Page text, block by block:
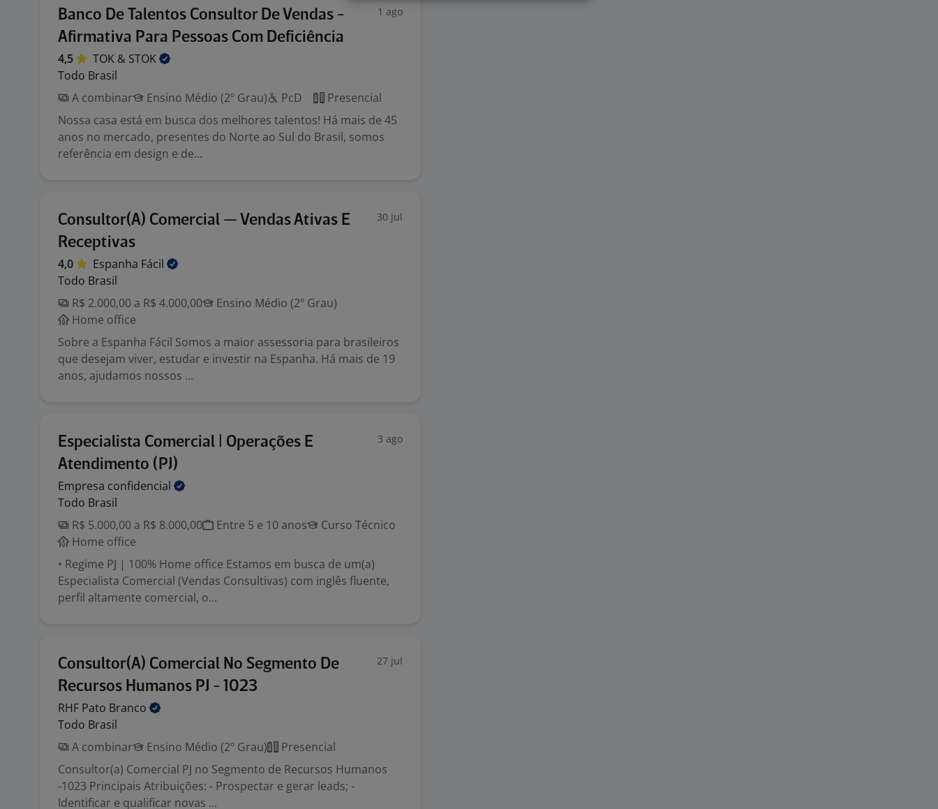
Banco De Talentos Consultor De Vendas -
Afirmativa Para Pessoas Com Deficiência
1 ago
4,5 TOK & STOK
Todo Brasil
A combinar
Ensino Médio (2º Grau) PcD
Presencial
Nossa casa está em busca dos melhores talentos! Há mais de 45
anos no mercado, presentes do Norte ao Sul do Brasil, somos
referência em design e de...
Consultor(A) Comercial — Vendas Ativas E
Receptivas
30 jul
4,0 Espanha Fácil
Todo Brasil
R$ 2.000,00 a R$ 4.000,00
Ensino Médio (2º Grau)
Home office
Sobre a Espanha Fácil Somos a maior assessoria para brasileiros
que desejam viver, estudar e investir na Espanha. Há mais de 19
anos, ajudamos nossos ...
Especialista Comercial | Operações E
Atendimento (PJ)
3 ago
Empresa confidencial
Todo Brasil
R$ 5.000,00 a R$ 8.000,00
Entre 5 e 10 anos
Curso Técnico
Home office
• Regime PJ | 100% Home office Estamos em busca de um(a)
Especialista Comercial (Vendas Consultivas) com inglês fluente,
perfil altamente comercial, o...
Consultor(A) Comercial No Segmento De
Recursos Humanos PJ - 1023
27 jul
RHF Pato Branco
Todo Brasil
A combinar
Ensino Médio (2º Grau)
Presencial
Consultor(a) Comercial PJ no Segmento de Recursos Humanos
-1023 Principais Atribuições: - Prospectar e gerar leads; -
Identificar e qualificar novas ...